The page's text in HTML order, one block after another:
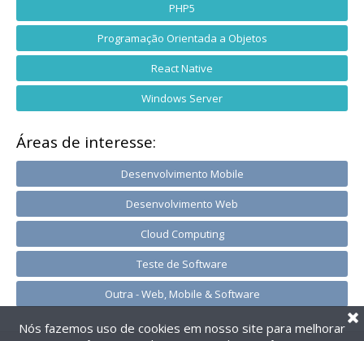
PHP5
Programação Orientada a Objetos
React Native
Windows Server
Áreas de interesse:
Desenvolvimento Mobile
Desenvolvimento Web
Cloud Computing
Teste de Software
Outra - Web, Mobile & Software
Nós fazemos uso de cookies em nosso site para melhorar